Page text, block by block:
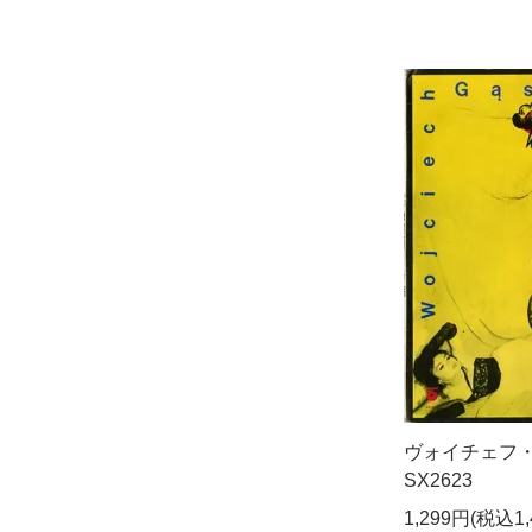
ヴォイチェフ
SX2623
1,299円(税込